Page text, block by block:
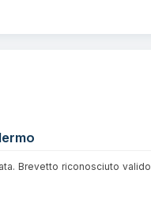
Brevetto riconosciuto valido